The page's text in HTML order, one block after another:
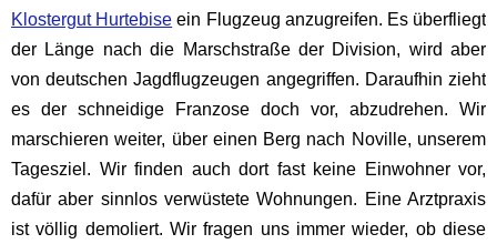
Klostergut Hurtebise ein Flugzeug anzugreifen. Es überfliegt
der Länge nach die Marschstraße der Division, wird aber
von deutschen Jagdflugzeugen angegriffen. Daraufhin zieht
es der schneidige Franzose doch vor, abzudrehen. Wir
marschieren weiter, über einen Berg nach Noville, unserem
Tagesziel. Wir finden auch dort fast keine Einwohner vor,
dafür aber sinnlos verwüstete Wohnungen. Eine Arztpraxis
ist völlig demoliert. Wir fragen uns immer wieder, ob diese